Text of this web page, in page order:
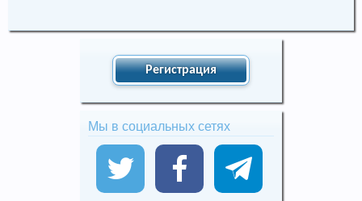
Регистрация
Мы в социальных сетях